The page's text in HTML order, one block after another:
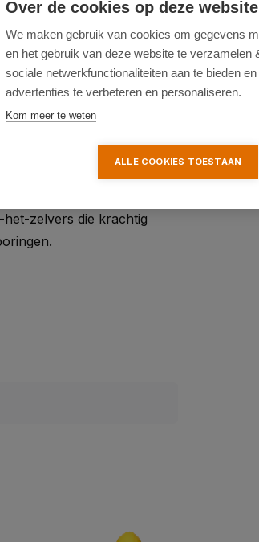
zelvers die krachtig
Over de cookies op deze website
We maken gebruik van cookies om gegevens
en het gebruik van deze website te verzamelen
sociale netwerkfunctionaliteiten aan te bieden
advertenties te verbeteren en personaliseren.
Kom meer te weten
ALLE COOKIES TOESTAAN